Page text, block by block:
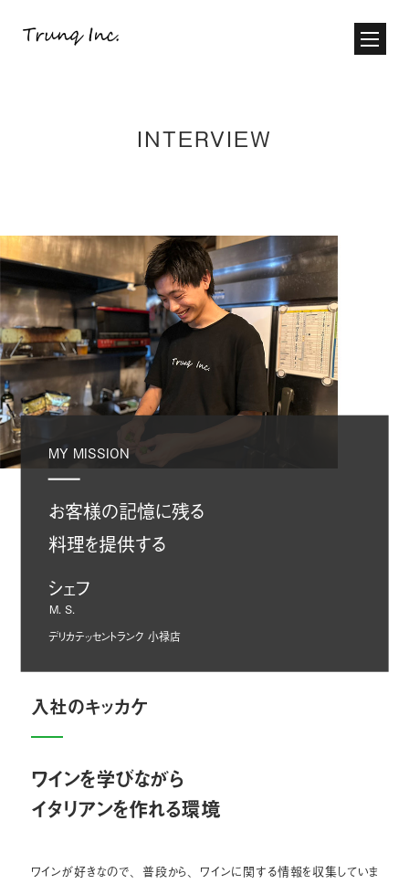
INTERVIEW
MY MISSION
お客様の記憶に残る
料理を提供する
シェフ
M. S.
デリカテッセントランク 小禄店
入社のキッカケ
ワインを学びながら
イタリアンを作れる環境
ワインが好きなので、普段から、ワインに関する情報を収集していま